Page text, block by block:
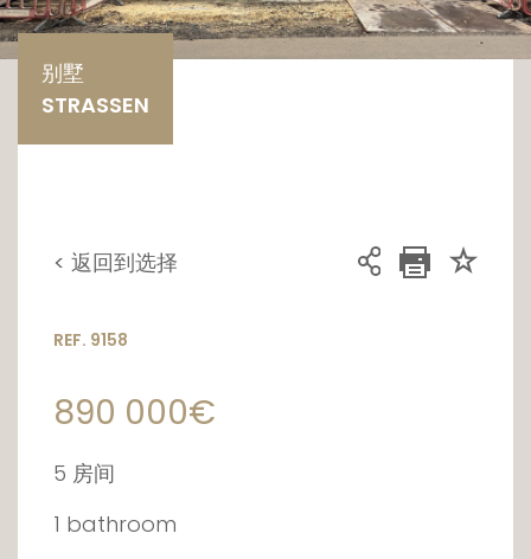
别墅
STRASSEN
< 返回到选择
REF. 9158
890 000€
5 房间
1 bathroom